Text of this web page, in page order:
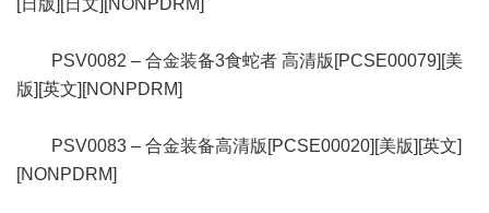
[日版][日文][NONPDRM]
PSV0082 – 合金装备3食蛇者 高清版[PCSE00079][美
版][英文][NONPDRM]
PSV0083 – 合金装备高清版[PCSE00020][美版][英文]
[NONPDRM]